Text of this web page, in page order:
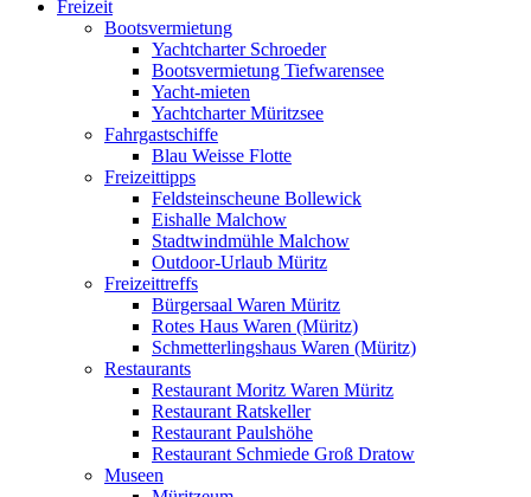
Freizeit
Bootsvermietung
Yachtcharter Schroeder
Bootsvermietung Tiefwarensee
Yacht-mieten
Yachtcharter Müritzsee
Fahrgastschiffe
Blau Weisse Flotte
Freizeittipps
Feldsteinscheune Bollewick
Eishalle Malchow
Stadtwindmühle Malchow
Outdoor-Urlaub Müritz
Freizeittreffs
Bürgersaal Waren Müritz
Rotes Haus Waren (Müritz)
Schmetterlingshaus Waren (Müritz)
Restaurants
Restaurant Moritz Waren Müritz
Restaurant Ratskeller
Restaurant Paulshöhe
Restaurant Schmiede Groß Dratow
Museen